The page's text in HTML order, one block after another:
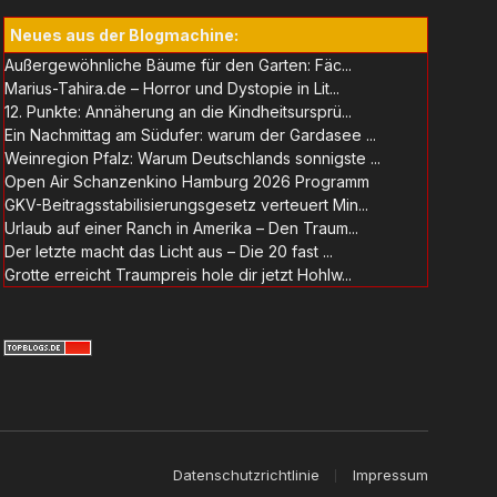
Neues aus der Blogmachine:
Außergewöhnliche Bäume für den Garten: Fäc...
Marius-Tahira.de – Horror und Dystopie in Lit...
12. Punkte: Annäherung an die Kindheitsursprü...
Ein Nachmittag am Südufer: warum der Gardasee ...
Weinregion Pfalz: Warum Deutschlands sonnigste ...
Open Air Schanzenkino Hamburg 2026 Programm
GKV-Beitragsstabilisierungsgesetz verteuert Min...
Urlaub auf einer Ranch in Amerika – Den Traum...
Der letzte macht das Licht aus – Die 20 fast ...
Grotte erreicht Traumpreis hole dir jetzt Hohlw...
Datenschutzrichtlinie Impressum